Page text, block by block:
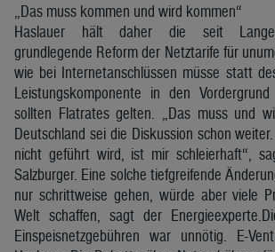
„Das muss kommen und wird kommen“
Haslauer hält daher die seit
grundlegende Reform der Netztarife für
wie bei Internetanschlüssen müsse statt
Leistungskomponente in den
sollten Flatrates gelten. „Das muss und
Deutschland sei die Diskussion schon
nicht geführt wird, ist mir schleierhaft“,
Salzburger. Eine solche tiefgreifende
nur schrittweise gehen, würde aber viele
Welt schaffen, sagt der
Einspeisnetzgebühren war unnötig. E-